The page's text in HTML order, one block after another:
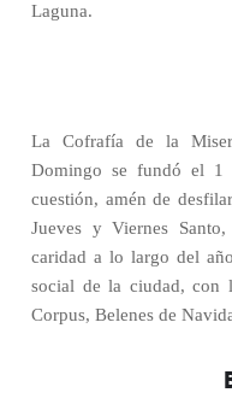
Laguna.
La Cofrafía de la
Domingo se fundó el
cuestión, amén de
Jueves y Viernes
caridad a lo largo del
social de la ciudad, con
Corpus, Belenes de